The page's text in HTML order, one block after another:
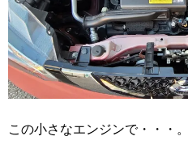
この小さなエンジンで・・・。